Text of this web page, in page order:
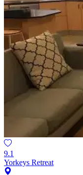
9.1
Yorkeys Retreat